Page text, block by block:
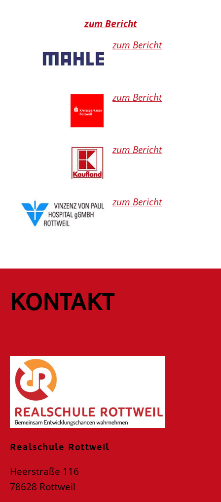
zum Bericht
zum Bericht
zum Bericht
zum Bericht
zum Bericht
KONTAKT
Realschule Rottweil
Heerstraße 116
78628 Rottweil